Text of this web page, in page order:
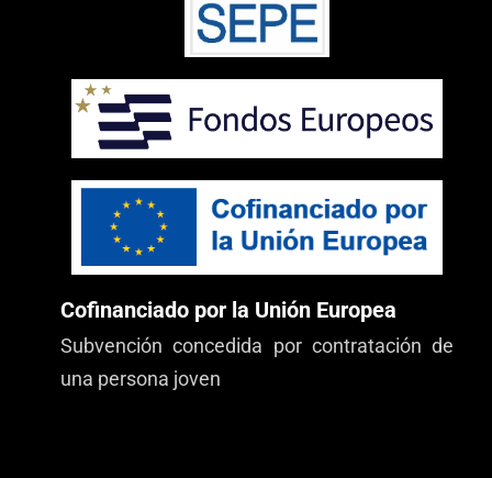
Cofinanciado por la Unión Europea
Subvención concedida por contratación de
una persona joven